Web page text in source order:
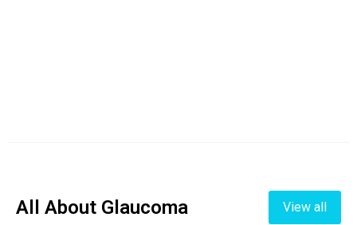
All About Glaucoma View all